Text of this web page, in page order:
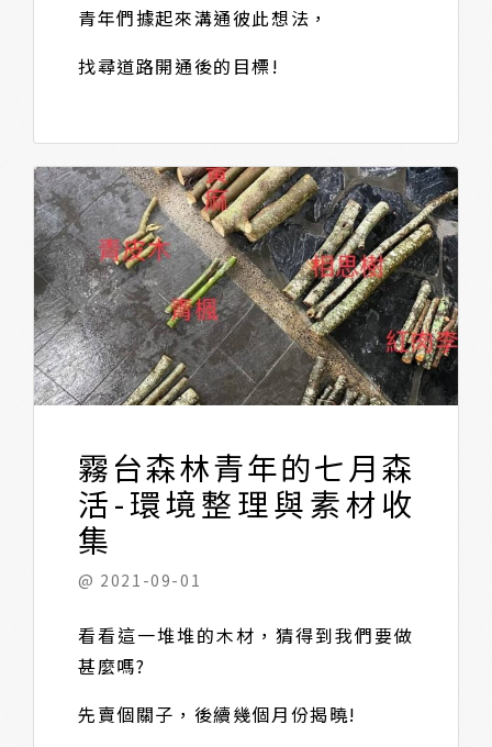
青年們據起來溝通彼此想法，
找尋道路開通後的目標!
霧台森林青年的七月森
活-環境整理與素材收
集
@ 2021-09-01
看看這一堆堆的木材，猜得到我們要做
甚麼嗎?
先賣個關子，後續幾個月份揭曉!